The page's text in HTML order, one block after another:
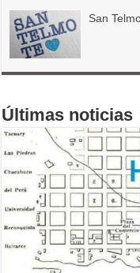
San
Últimas noticias